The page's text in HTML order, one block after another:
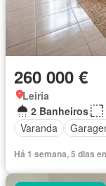
260 000 €
Leiria
2 Banheiros
Varanda
Há 1 semana, 5 dias